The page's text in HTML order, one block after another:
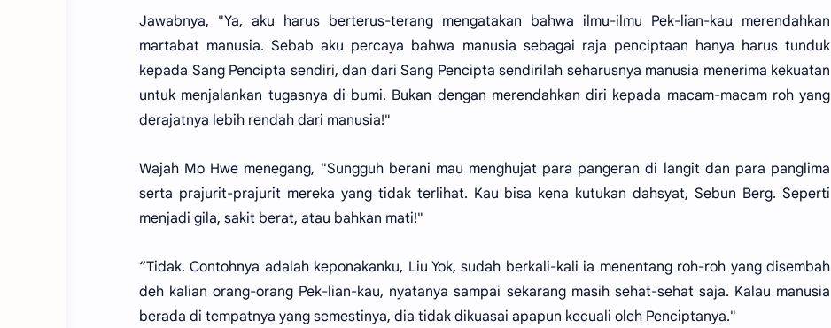
Jawabnya, "Ya, aku harus berterus-terang mengatakan bahwa ilmu-ilmu Pek-lian-kau merendahkan
martabat manusia. Sebab aku percaya bahwa manusia sebagai raja penciptaan hanya harus tunduk
kepada Sang Pencipta sendiri, dan dari Sang Pencipta sendirilah seharusnya manusia menerima kekuatan
untuk menjalankan tugasnya di bumi. Bukan dengan merendahkan diri kepada macam-macam roh yang
derajatnya lebih rendah dari manusia!"
Wajah Mo Hwe menegang, "Sungguh berani mau menghujat para pangeran di langit dan para panglima
serta prajurit-prajurit mereka yang tidak terlihat. Kau bisa kena kutukan dahsyat, Sebun Berg. Seperti
menjadi gila, sakit berat, atau bahkan mati!"
“Tidak. Contohnya adalah keponakanku, Liu Yok, sudah berkali-kali ia menentang roh-roh yang disembah
deh kalian orang-orang Pek-lian-kau, nyatanya sampai sekarang masih sehat-sehat saja. Kalau manusia
berada di tempatnya yang semestinya, dia tidak dikuasai apapun kecuali oleh Penciptanya."